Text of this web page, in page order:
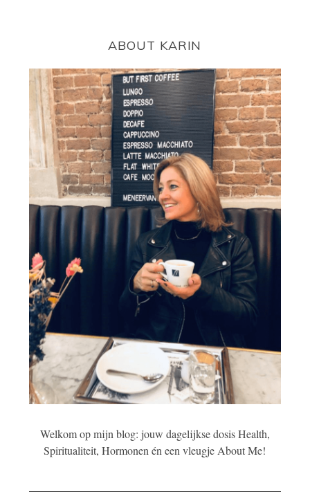
ABOUT KARIN
Welkom op mijn blog: jouw dagelijkse dosis Health,
Spiritualiteit, Hormonen én een vleugje About Me!